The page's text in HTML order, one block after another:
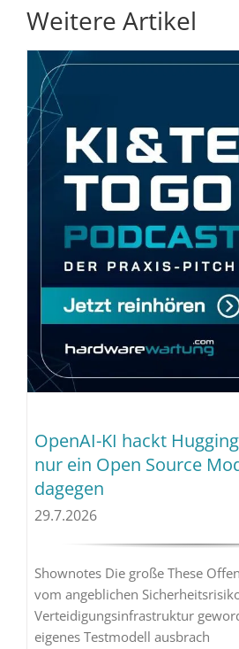
Weitere Artikel
OpenAI-KI hackt
nur ein Open Source
dagegen
29.7.2026
Shownotes Die große These
vom angeblichen
Verteidigungsinfrastruktur
eigenes Testmodell ausbrach